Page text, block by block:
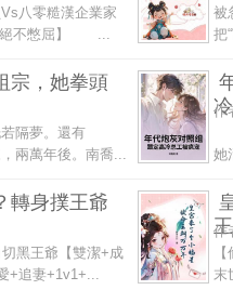
八零糙漢企業家
絕不憋屈】 ...
被
把
宗，她拳頭
隔夢。還有
兩萬年後。南喬...
作
她
轉身撲王爺
黑王爺【雙潔+成
+追妻+1v1+...
作
末